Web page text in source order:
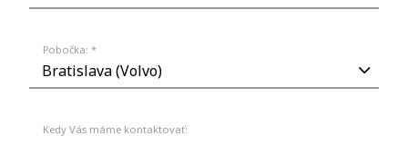
Pobočka: *
Kedy Vás máme kontaktovať: